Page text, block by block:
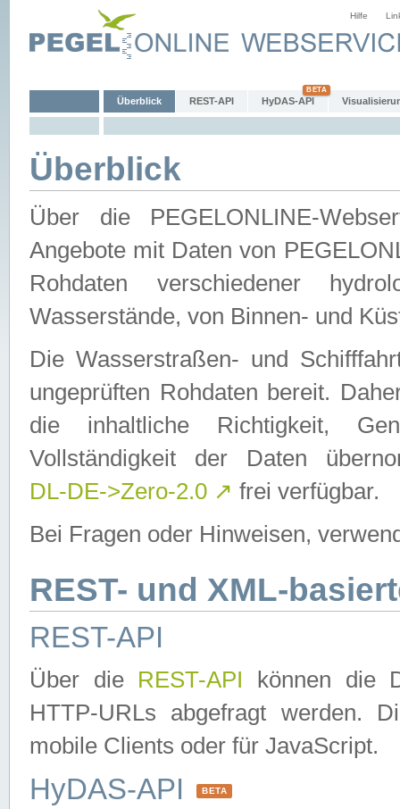
Hilfe
Überblick REST-API HyDAS-API
Überblick
Über die PEGELONLINE-
Angebote mit Daten von
Rohdaten verschiedener
Wasserstände, von Binnen- und
Die Wasserstraßen- und
ungeprüften Rohdaten bereit.
die inhaltliche Richtigkeit,
Vollständigkeit der Daten
DL-DE->Zero-2.0 ↗ frei verfügbar.
Bei Fragen oder Hinweisen,
REST- und XML-
REST-API
Über die REST-API können die
HTTP-URLs abgefragt werden.
mobile Clients oder für JavaScript.
HyDAS-API BETA